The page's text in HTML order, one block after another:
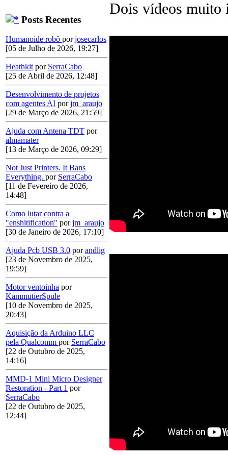
Posts Recentes
Humanoide robô porjosecarlos
[05 de Julho de 2026, 19:27]
Heathkit por SerraCabo
[25 de Abril de 2026, 12:48]
Desenvolvimento de projetos
com agentes AI porjm_araujo
[29 de Março de 2026, 21:59]
Ajuda com Antena TDT por
almamater
[13 de Março de 2026, 09:29]
Not Just Printers. It Bans
Everything. por SerraCabo
[11 de Fevereiro de 2026,
14:48]
Como lutar contra a
"enshitification" porjm_araujo
[30 de Janeiro de 2026, 17:10]
Ajuda Pcb USB 3.0 porandlig
[23 de Novembro de 2025,
19:59]
Motor ventoinha por
KammutierSpule
[10 de Novembro de 2025,
20:43]
Aquisição da Arduino LLC
pela Qualcomm por SerraCabo
[22 de Outubro de 2025,
14:16]
MMD-1 Mini Micro Designer
Restoration - Part 1 por
SerraCabo
[22 de Outubro de 2025,
12:44]
Dois vídeos muito